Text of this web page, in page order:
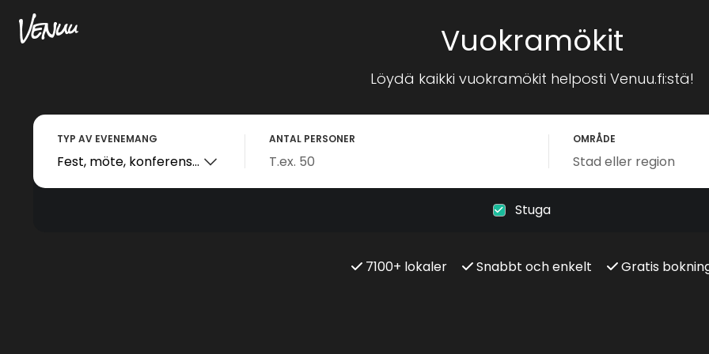
Vuokramökit
Löydä kaikki vuokramökit helposti Venuu.fi:stä!
TYP AV EVENEMANG ANTAL PERSONER OMRÅDE
Stuga
7100+ lokaler Snabbt och enkelt Gratis